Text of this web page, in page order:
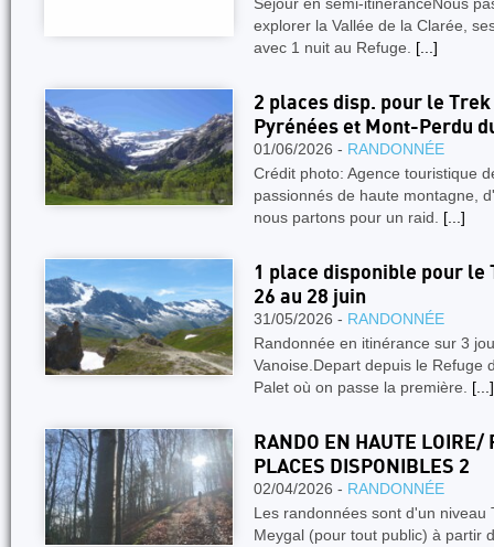
explorer la Vallée de la Clarée,
avec 1 nuit au Refuge. [...]
2 places disp. pour le
Pyrénées et Mont-Perdu
01/06/2026 - RANDONNÉE
Crédit photo: Agence touristique
passionnés de haute montagne,
nous partons pour un raid. [...]
1 place disponible pour le
26 au 28 juin
31/05/2026 - RANDONNÉE
Randonnée en itinérance sur 3
Vanoise.Depart depuis le Refuge
Palet où on passe la première. [...]
RANDO EN HAUTE
PLACES DISPONIBLES 2
02/04/2026 - RANDONNÉE
Les randonnées sont d'un niveau
Meygal (pour tout public) à partir